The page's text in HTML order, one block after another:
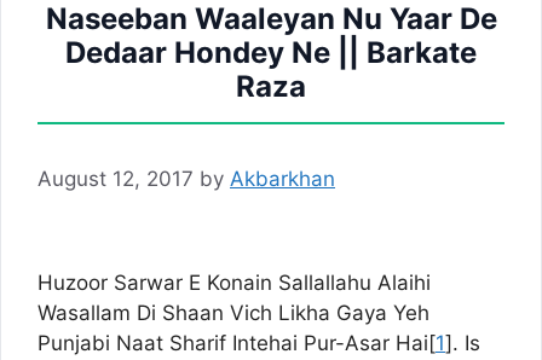
Naseeban Waaleyan Nu Yaar De
Dedaar Hondey Ne || Barkate
Raza
August 12, 2017 by Akbarkhan
Huzoor Sarwar E Konain Sallallahu Alaihi
Wasallam Di Shaan Vich Likha Gaya Yeh
Punjabi Naat Sharif Intehai Pur-Asar Hai[1]. Is